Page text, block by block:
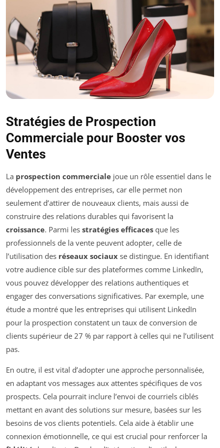
Stratégies de Prospection
Commerciale pour Booster vos
Ventes
La prospection commerciale joue un rôle essentiel dans le
développement des entreprises, car elle permet non
seulement d’attirer de nouveaux clients, mais aussi de
construire des relations durables qui favorisent la
croissance. Parmi les stratégies efficaces que les
professionnels de la vente peuvent adopter, celle de
l’utilisation des réseaux sociaux se distingue. En identifiant
votre audience cible sur des plateformes comme LinkedIn,
vous pouvez développer des relations authentiques et
engager des conversations significatives. Par exemple, une
étude a montré que les entreprises qui utilisent LinkedIn
pour la prospection constatent un taux de conversion de
clients supérieur de 27 % par rapport à celles qui ne l’utilisent
pas.
En outre, il est vital d’adopter une approche personnalisée,
en adaptant vos messages aux attentes spécifiques de vos
prospects. Cela pourrait inclure l’envoi de courriels ciblés
mettant en avant des solutions sur mesure, basées sur les
besoins de vos clients potentiels. Cela aide à établir une
connexion émotionnelle, ce qui est crucial pour renforcer la